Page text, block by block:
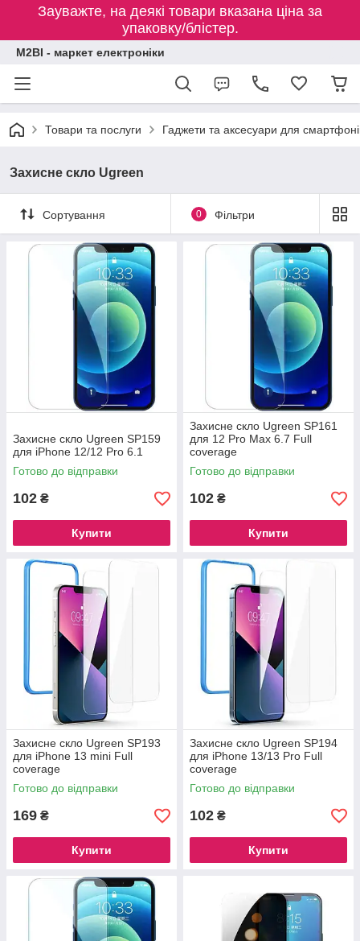
Зауважте, на деякі товари вказана ціна за
упаковку/блістер.
M2BI - маркет електроніки
Товари та послуги Гаджети та аксесуари для
Захисне скло Ugreen
Сортування 0 Фільтри
Захисне скло Ugreen SP159
для iPhone 12/12 Pro 6.1
Готово до відправки
102 ₴
Купити
Захисне скло Ugreen SP161
для 12 Pro Max 6.7 Full
coverage
Готово до відправки
102 ₴
Купити
Захисне скло Ugreen SP193
для iPhone 13 mini Full
coverage
Готово до відправки
169 ₴
Купити
Захисне скло Ugreen SP194
для iPhone 13/13 Pro Full
coverage
Готово до відправки
102 ₴
Купити